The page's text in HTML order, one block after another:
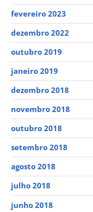
fevereiro 2023
dezembro 2022
outubro 2019
janeiro 2019
dezembro 2018
novembro 2018
outubro 2018
setembro 2018
agosto 2018
julho 2018
junho 2018